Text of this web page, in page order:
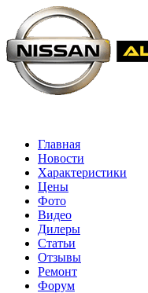
Главная
Новости
Характеристики
Цены
Фото
Видео
Дилеры
Статьи
Отзывы
Ремонт
Форум